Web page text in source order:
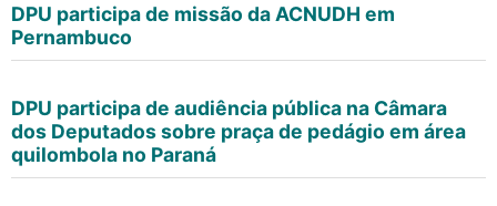
DPU participa de missão da ACNUDH em
Pernambuco
DPU participa de audiência pública na Câmara
dos Deputados sobre praça de pedágio em área
quilombola no Paraná